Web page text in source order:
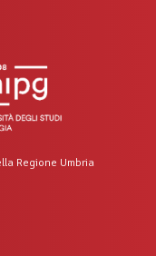
Regione Umbria